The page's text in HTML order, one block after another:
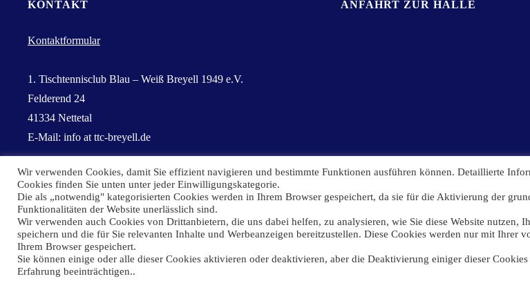
Cup"
KONTAKT
Kontaktformular
1. Tischtennisclub Blau – Weiß Breyell 1949 e.V.
Felderend 24
41334 Nettetal
E-Mail: info at ttc-breyell.de
ANFAHRT ZUR HALLE
©2026 1. TTC BW Breyell 1949
Wir verwenden Cookies, damit Sie effizient navigieren und bestimmte Funktionen ausführen können. Detaillierte
Cookies finden Sie unten unter jeder Einwilligungskategorie.
Die als „notwendig" kategorisierten Cookies werden in Ihrem Browser gespeichert, da sie für die Aktivierung der
Funktionalitäten der Website unerlässlich sind.
Wir verwenden auch Cookies von Drittanbietern, die uns dabei helfen, zu analysieren, wie Sie diese Website nutzen,
speichern und die für Sie relevanten Inhalte und Werbeanzeigen bereitzustellen. Diese Cookies werden nur mit Ihrer
Ihrem Browser gespeichert.
Sie können einige oder alle dieser Cookies aktivieren oder deaktivieren, aber die Deaktivierung einiger dieser
Erfahrung beeinträchtigen..